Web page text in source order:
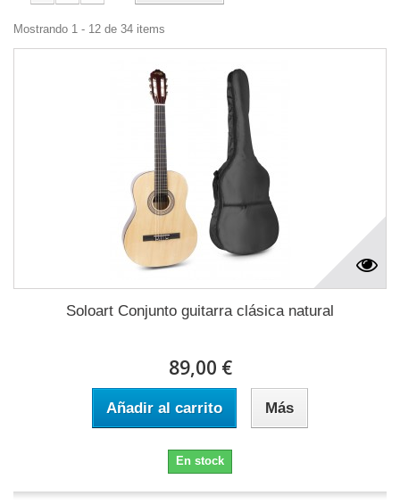
Mostrando 1 - 12 de 34 items
Soloart Conjunto guitarra clásica natural
89,00 €
Añadir al carrito Más
En stock